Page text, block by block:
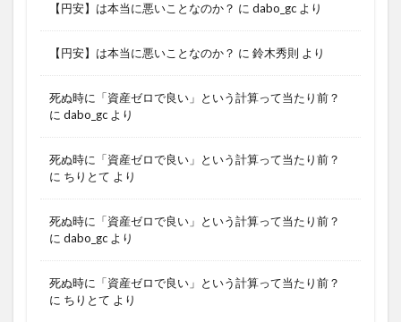
【円安】は本当に悪いことなのか？ に dabo_gc より
【円安】は本当に悪いことなのか？ に 鈴木秀則 より
死ぬ時に「資産ゼロで良い」という計算って当たり前？
に dabo_gc より
死ぬ時に「資産ゼロで良い」という計算って当たり前？
に ちりとて より
死ぬ時に「資産ゼロで良い」という計算って当たり前？
に dabo_gc より
死ぬ時に「資産ゼロで良い」という計算って当たり前？
に ちりとて より